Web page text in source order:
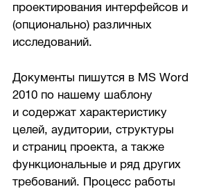
проектирования интерфейсов и
(опционально) различных
исследований.
Документы пишутся в MS Word
2010 по нашему шаблону
и содержат характеристику
целей, аудитории, структуры
и страниц проекта, а также
функциональные и ряд других
требований. Процесс работы